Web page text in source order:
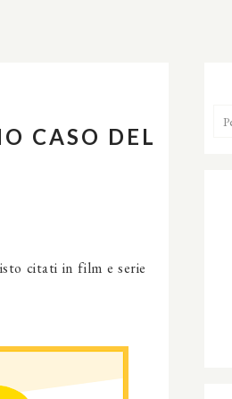
CASO DEL
citati in film e serie